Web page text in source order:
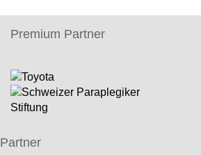
Premium Partner
Partner